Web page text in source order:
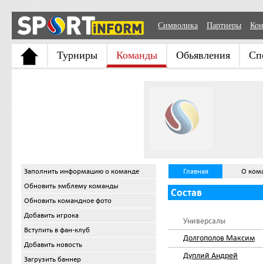
Символика Партнеры
Турниры Команды Обьявления
Заполнить информацию о команде
Обновить эмблему команды
Обновить командное фото
Добавить игрока
Вступить в фан-клуб
Добавить новость
Загрузить баннер
Главная О
Состав
Универсалы
Долгополов Максим
Дуплий Андрей